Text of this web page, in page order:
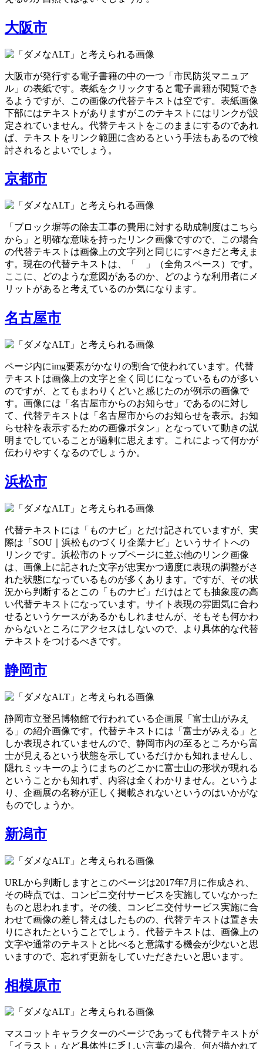
大阪市
大阪市が発行する電子書籍の中の一つ「市民防災マニュア
ル」の表紙です。表紙をクリックすると電子書籍が閲覧でき
るようですが、この画像の代替テキストは空です。表紙画像
下部にはテキストがありますがこのテキストにはリンクが設
定されていません。代替テキストをこのままにするのであれ
ば、テキストをリンク範囲に含めるという手法もあるので検
討されるとよいでしょう。
京都市
「ブロック塀等の除去工事の費用に対する助成制度はこちら
から」と明確な意味を持ったリンク画像ですので、この場合
の代替テキストは画像上の文字列と同じにすべきだと考えま
す。現在の代替テキストは、「 」（全角スペース）です。
ここに、どのような意図があるのか、どのような利用者にメ
リットがあると考えているのか気になります。
名古屋市
ページ内にimg要素がかなりの割合で使われています。代替
テキストは画像上の文字と全く同じになっているものが多い
のですが、とてもまわりくどいと感じたのが例示の画像で
す。画像には「名古屋市からのお知らせ」であるのに対し
て、代替テキストは「名古屋市からのお知らせを表示。お知
らせ枠を表示するための画像ボタン」となっていて動きの説
明までしていることが過剰に思えます。これによって何かが
伝わりやすくなるのでしょうか。
浜松市
代替テキストには「ものナビ」とだけ記されていますが、実
際は「SOU｜浜松ものづくり企業ナビ」というサイトへの
リンクです。浜松市のトップページに並ぶ他のリンク画像
は、画像上に記された文字が忠実かつ適度に表現の調整がさ
れた状態になっているものが多くあります。ですが、その状
況から判断するとこの「ものナビ」だけはとても抽象度の高
い代替テキストになっています。サイト表現の雰囲気に合わ
せるというケースがあるかもしれませんが、そもそも何かわ
からないところにアクセスはしないので、より具体的な代替
テキストをつけるべきです。
静岡市
静岡市立登呂博物館で行われている企画展「富士山がみえ
る」の紹介画像です。代替テキストには「富士がみえる」と
しか表現されていませんので、静岡市内の至るところから富
士が見えるという状態を示しているだけかも知れませんし、
隠れミッキーのようにまちのどこかに富士山の形状が現れる
ということかも知れず、内容は全くわかりません。というよ
り、企画展の名称が正しく掲載されないというのはいかがな
ものでしょうか。
新潟市
URLから判断しますとこのページは2017年7月に作成され、
その時点では、コンビニ交付サービスを実施していなかった
ものと思われます。その後、コンビニ交付サービス実施に合
わせて画像の差し替えはしたものの、代替テキストは置き去
りにされたということでしょう。代替テキストは、画像上の
文字や通常のテキストと比べると意識する機会が少ないと思
いますので、忘れず更新をしていただきたいと思います。
相模原市
マスコットキャラクターのページであっても代替テキストが
「イラスト」など具体性に乏しい言葉の場合、何が描かれて